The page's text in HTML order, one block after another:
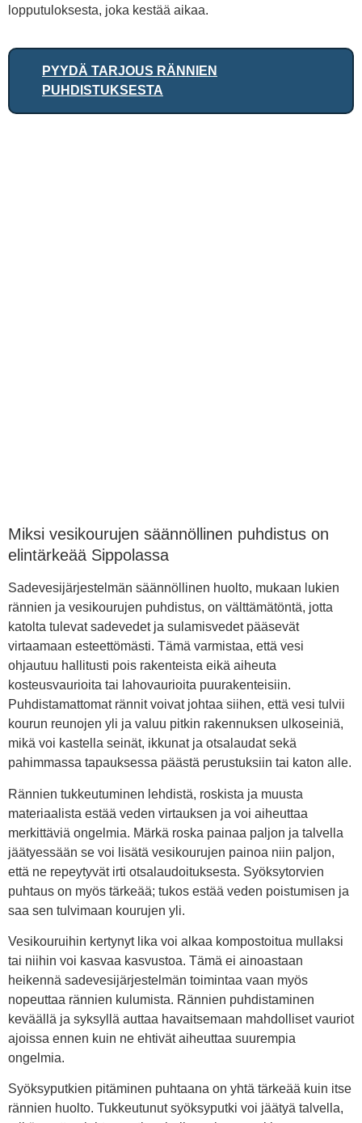
lopputuloksesta, joka kestää aikaa.
PYYDÄ TARJOUS RÄNNIEN
PUHDISTUKSESTA
Miksi vesikourujen säännöllinen puhdistus on
elintärkeää Sippolassa
Sadevesijärjestelmän säännöllinen huolto, mukaan lukien
rännien ja vesikourujen puhdistus, on välttämätöntä, jotta
katolta tulevat sadevedet ja sulamisvedet pääsevät
virtaamaan esteettömästi. Tämä varmistaa, että vesi
ohjautuu hallitusti pois rakenteista eikä aiheuta
kosteusvaurioita tai lahovaurioita puurakenteisiin.
Puhdistamattomat rännit voivat johtaa siihen, että vesi tulvii
kourun reunojen yli ja valuu pitkin rakennuksen ulkoseiniä,
mikä voi kastella seinät, ikkunat ja otsalaudat sekä
pahimmassa tapauksessa päästä perustuksiin tai katon alle.
Rännien tukkeutuminen lehdistä, roskista ja muusta
materiaalista estää veden virtauksen ja voi aiheuttaa
merkittäviä ongelmia. Märkä roska painaa paljon ja talvella
jäätyessään se voi lisätä vesikourujen painoa niin paljon,
että ne repeytyvät irti otsalaudoituksesta. Syöksytorvien
puhtaus on myös tärkeää; tukos estää veden poistumisen ja
saa sen tulvimaan kourujen yli.
Vesikouruihin kertynyt lika voi alkaa kompostoitua mullaksi
tai niihin voi kasvaa kasvustoa. Tämä ei ainoastaan
heikennä sadevesijärjestelmän toimintaa vaan myös
nopeuttaa rännien kulumista. Rännien puhdistaminen
keväällä ja syksyllä auttaa havaitsemaan mahdolliset vauriot
ajoissa ennen kuin ne ehtivät aiheuttaa suurempia
ongelmia.
Syöksyputkien pitäminen puhtaana on yhtä tärkeää kuin itse
rännien huolto. Tukkeutunut syöksyputki voi jäätyä talvella,